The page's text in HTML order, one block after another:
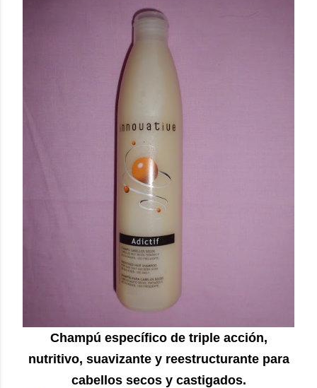
Champú específico de triple acción,
nutritivo, suavizante y reestructurante para
cabellos secos y castigados.